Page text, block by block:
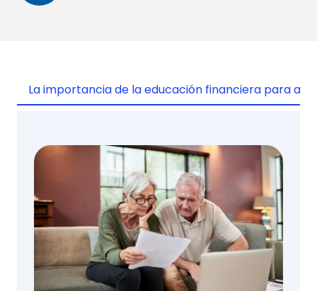
La importancia de la educación financiera para